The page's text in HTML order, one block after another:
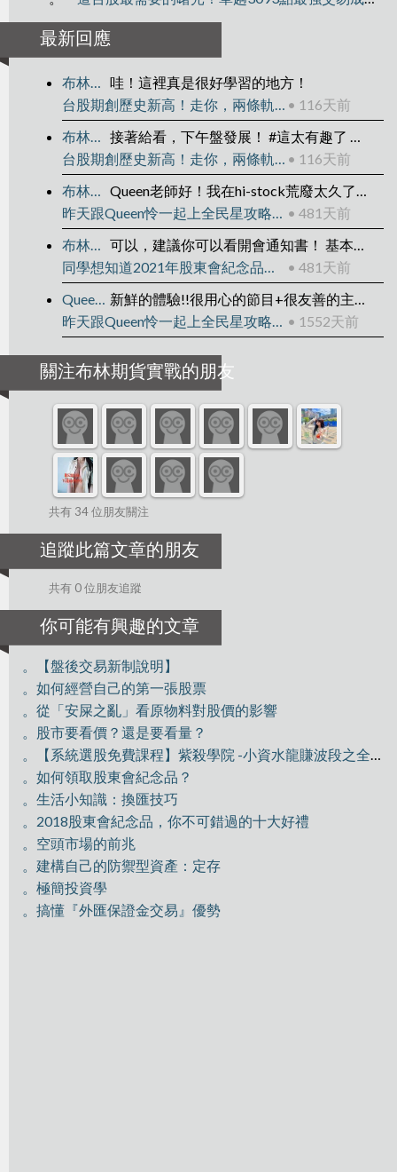
最新回應
布林期貨實戰
哇！這裡真是很好學習的地方！
台股期創歷史新高！走你，兩條軌道線！張琨琳：布林通道實戰台灣期貨20260414 • 116天前
布林期貨實戰
接著給看，下午盤發展！ #這太有趣了 這意謂著交易軌跡是可被管理的，找出箭頭上的位置並對應本圖，你就可以明白我的意思了！ 圖我補接在下！
台股期創歷史新高！走你，兩條軌道線！張琨琳：布林通道實戰台灣期貨20260414 • 116天前
布林期貨實戰
Queen老師好！我在hi-stock荒廢太久了，真是不好意思！ 2025/04/15重新開始！
昨天跟Queen怜一起上全民星攻略組成理財專家戰隊！ • 481天前
布林期貨實戰
可以，建議你可以看開會通知書！ 基本上零股都可以領，只是領取方式不同罷了！
同學想知道2021年股東會紀念品完整資訊嗎？我幫你準備了histock快速連結！
• 481天前
Queen怜
新鮮的體驗!!很用心的節目+很友善的主持人+很nice的張老師 變成新鮮又美好的體驗了 謝謝張老師
昨天跟Queen怜一起上全民星攻略組成理財專家戰隊！ • 1552天前
關注布林期貨實戰的朋友
共有 34 位朋友關注
追蹤此篇文章的朋友
共有 0 位朋友追蹤
你可能有興趣的文章
。【盤後交易新制說明】
。如何經營自己的第一張股票
。從「安屎之亂」看原物料對股價的影響
。股市要看價？還是要看量？
。【系統選股免費課程】紫殺學院 -小資水龍賺波段之全員獵殺GIS
。如何領取股東會紀念品？
。生活小知識：換匯技巧
。2018股東會紀念品，你不可錯過的十大好禮
。空頭市場的前兆
。建構自己的防禦型資產：定存
。極簡投資學
。搞懂『外匯保證金交易』優勢